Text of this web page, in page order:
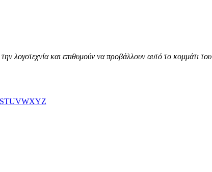
λογοτεχνία και επιθυμούν να προβάλλουν αυτό το κομμάτι του
TUVWXYZ